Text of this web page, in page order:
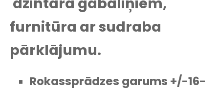
furnitūra ar sudraba
pārklājumu.
Rokassprādzes garums +/-16-